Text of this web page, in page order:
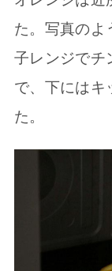
た。写真のよ
子レンジでチ
で、下にはキ
た。